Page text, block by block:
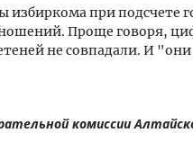
избиркома при подсчете
Проще говоря,
не совпадали. И "они
комиссии